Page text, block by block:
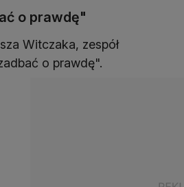
o prawdę"
Witczaka, zespół
o prawdę".